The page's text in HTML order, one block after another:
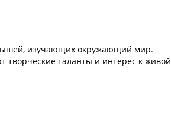
изучающих окружающий мир.
творческие таланты и интерес к живой